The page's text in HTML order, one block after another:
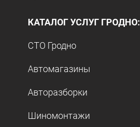
КАТАЛОГ УСЛУГ ГРОДНО:
СТО Гродно
Автомагазины
Авторазборки
Шиномонтажи